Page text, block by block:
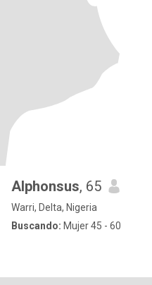
Alphonsus, 65
Warri, Delta, Nigeria
Buscando: Mujer 45 - 60